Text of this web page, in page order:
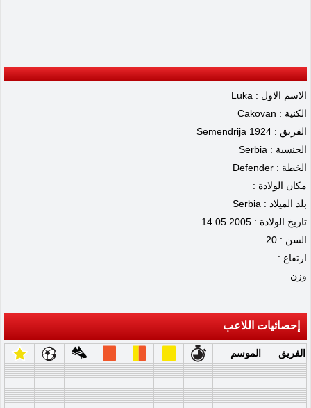
الاسم الاول : Luka
الكنية : Cakovan
الفريق : Semendrija 1924
الجنسية : Serbia
الخطة : Defender
مكان الولادة :
بلد الميلاد : Serbia
تاريخ الولادة : 14.05.2005
السن : 20
ارتفاع :
وزن :
إحصائيات اللاعب
الفريق الموسم